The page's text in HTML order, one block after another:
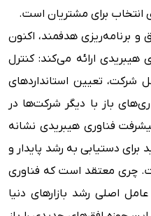
انتخاب برای مشتریان است.
برنامه‌ریزی هدفمند، اکنون
هیبریدی ارائه می‌کند: کنترل
شرکت، تعیین استانداردهای
باز با دیگر شرکت‌ها در
فناوری هیبریدی نشانه
برای دستیابی به رشد پایدار و
چری معتقد است که فناوری
اصلی رشد بازارهای دنیا